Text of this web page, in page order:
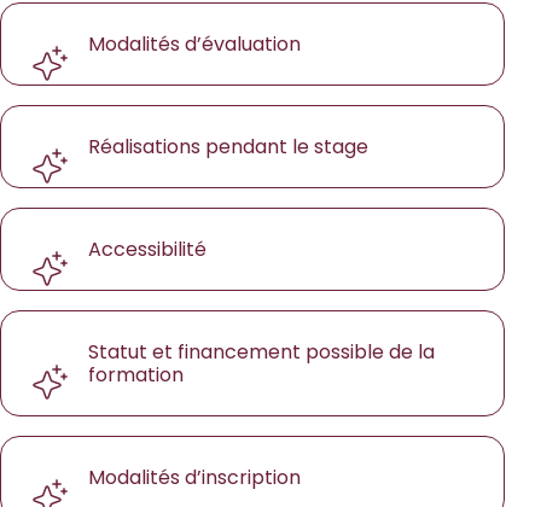
Modalités d’évaluation
Réalisations pendant le stage
Accessibilité
Statut et financement possible de la
formation
Modalités d’inscription